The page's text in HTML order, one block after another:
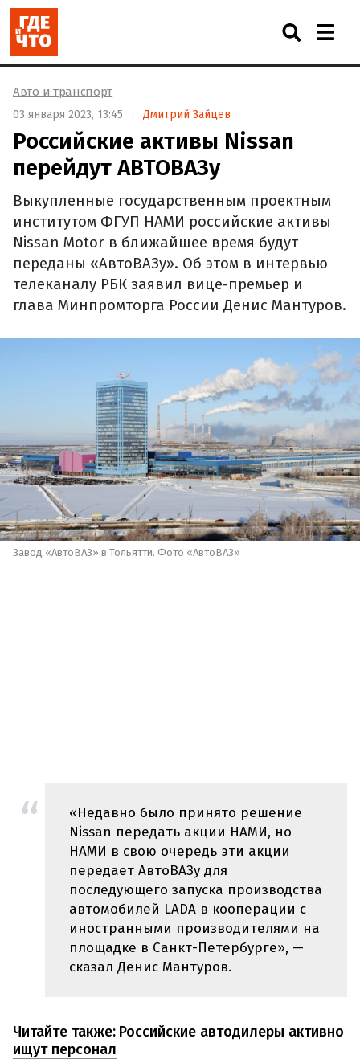
Авто и транспорт
03 января 2023, 13:45 Дмитрий Зайцев
Российские активы Nissan
перейдут АВТОВАЗу
Выкупленные государственным проектным
институтом ФГУП НАМИ российские активы
Nissan Motor в ближайшее время будут
переданы «АвтоВАЗу». Об этом в интервью
телеканалу РБК заявил вице-премьер и
глава Минпромторга России Денис Мантуров.
Завод «АвтоВАЗ» в Тольятти. Фото «АвтоВАЗ»
«Недавно было принято решение
Nissan передать акции НАМИ, но
НАМИ в свою очередь эти акции
передает АвтоВАЗу для
последующего запуска производства
автомобилей LADA в кооперации с
иностранными производителями на
площадке в Санкт-Петербурге», —
сказал Денис Мантуров.
Читайте также: Российские автодилеры активно
ищут персонал